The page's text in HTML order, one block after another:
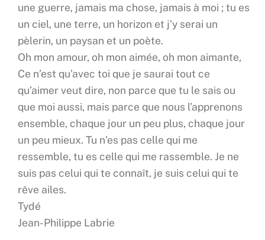
une guerre, jamais ma chose, jamais à moi ; tu es
un ciel, une terre, un horizon et j’y serai un
pèlerin, un paysan et un poète.
Oh mon amour, oh mon aimée, oh mon aimante,
Ce n’est qu’avec toi que je saurai tout ce
qu’aimer veut dire, non parce que tu le sais ou
que moi aussi, mais parce que nous l’apprenons
ensemble, chaque jour un peu plus, chaque jour
un peu mieux. Tu n’es pas celle qui me
ressemble, tu es celle qui me rassemble. Je ne
suis pas celui qui te connaît, je suis celui qui te
rêve ailes.
Tydé
Jean-Philippe Labrie